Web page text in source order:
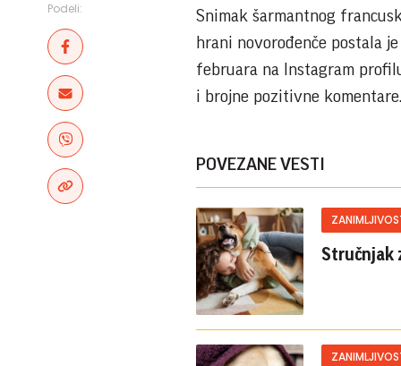
Podeli:
Snimak šarmantnog
hrani novorođenče postala
februara na Instagram
i brojne pozitivne komentare.
POVEZANE VESTI
Stručnjak